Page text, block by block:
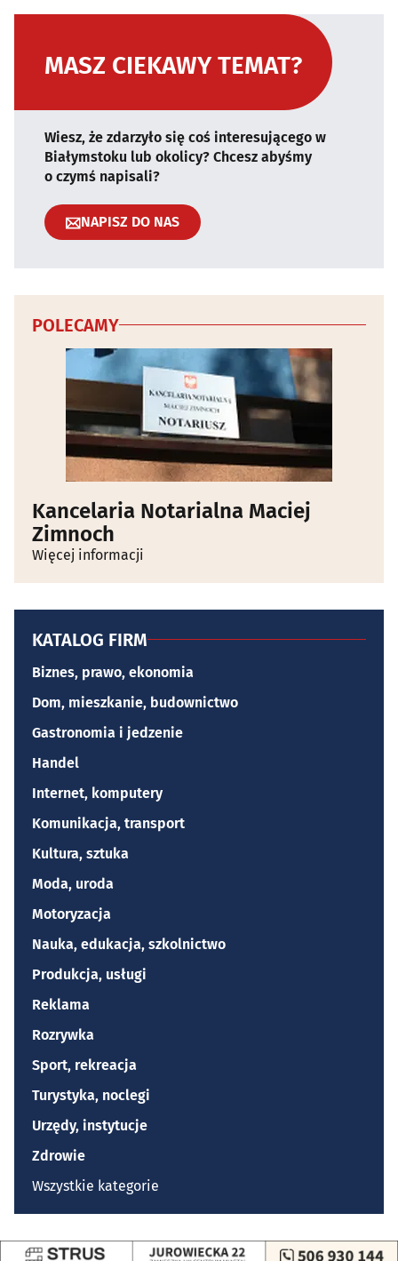
MASZ CIEKAWY TEMAT?
Wiesz, że zdarzyło się coś interesującego w
Białymstoku lub okolicy? Chcesz abyśmy
o czymś napisali?
NAPISZ DO NAS
POLECAMY
Kancelaria Notarialna Maciej
Zimnoch
Więcej informacji
KATALOG FIRM
Biznes, prawo, ekonomia
Dom, mieszkanie, budownictwo
Gastronomia i jedzenie
Handel
Internet, komputery
Komunikacja, transport
Kultura, sztuka
Moda, uroda
Motoryzacja
Nauka, edukacja, szkolnictwo
Produkcja, usługi
Reklama
Rozrywka
Sport, rekreacja
Turystyka, noclegi
Urzędy, instytucje
Zdrowie
Wszystkie kategorie